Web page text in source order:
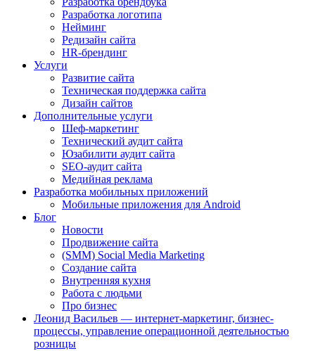
Разработка логотипа
Нейминг
Редизайн сайта
HR-брендинг
Услуги
Развитие сайта
Техническая поддержка сайта
Дизайн сайтов
Дополнительные услуги
Шеф-маркетинг
Технический аудит сайта
Юзабилити аудит сайта
SEO-аудит сайта
Медийная реклама
Разработка мобильных приложений
Мобильные приложения для Android
Блог
Новости
Продвижение сайта
(SMM) Social Media Marketing
Создание сайта
Внутренняя кухня
Работа с людьми
Про бизнес
Леонид Васильев — интернет-маркетинг, бизнес-
процессы, управление операционной деятельностью
розницы